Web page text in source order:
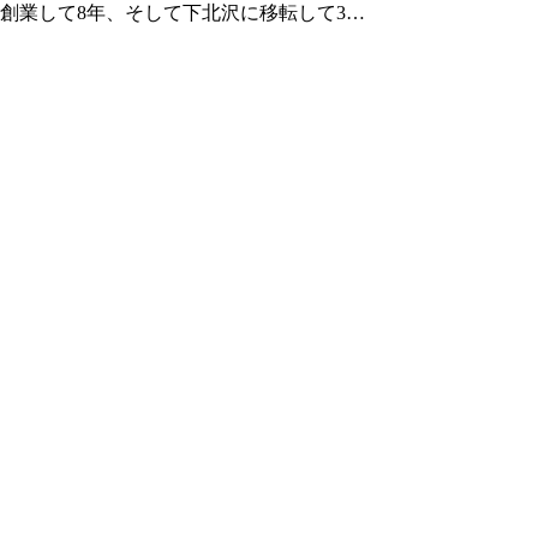
業して8年、そして下北沢に移転して3…